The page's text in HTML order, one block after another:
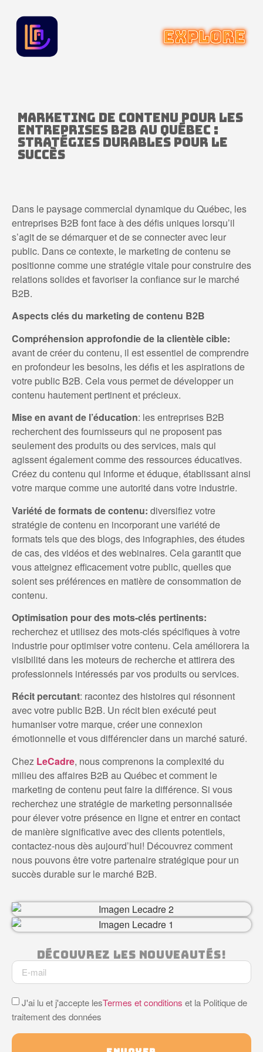
Marketing de contenu pour les
entreprises B2B au Québec :
stratégies durables pour le
succès
Dans le paysage commercial dynamique du Québec, les
entreprises B2B font face à des défis uniques lorsqu’il
s’agit de se démarquer et de se connecter avec leur
public. Dans ce contexte, le marketing de contenu se
positionne comme une stratégie vitale pour construire des
relations solides et favoriser la confiance sur le marché
B2B.
Aspects clés du marketing de contenu B2B
Compréhension approfondie de la clientèle cible:
avant de créer du contenu, il est essentiel de comprendre
en profondeur les besoins, les défis et les aspirations de
votre public B2B. Cela vous permet de développer un
contenu hautement pertinent et précieux.
Mise en avant de l’éducation: les entreprises B2B
recherchent des fournisseurs qui ne proposent pas
seulement des produits ou des services, mais qui
agissent également comme des ressources éducatives.
Créez du contenu qui informe et éduque, établissant ainsi
votre marque comme une autorité dans votre industrie.
Variété de formats de contenu: diversifiez votre
stratégie de contenu en incorporant une variété de
formats tels que des blogs, des infographies, des études
de cas, des vidéos et des webinaires. Cela garantit que
vous atteignez efficacement votre public, quelles que
soient ses préférences en matière de consommation de
contenu.
Optimisation pour des mots-clés pertinents:
recherchez et utilisez des mots-clés spécifiques à votre
industrie pour optimiser votre contenu. Cela améliorera la
visibilité dans les moteurs de recherche et attirera des
professionnels intéressés par vos produits ou services.
Récit percutant: racontez des histoires qui résonnent
avec votre public B2B. Un récit bien exécuté peut
humaniser votre marque, créer une connexion
émotionnelle et vous différencier dans un marché saturé.
Chez LeCadre, nous comprenons la complexité du
milieu des affaires B2B au Québec et comment le
marketing de contenu peut faire la différence. Si vous
recherchez une stratégie de marketing personnalisée
pour élever votre présence en ligne et entrer en contact
de manière significative avec des clients potentiels,
contactez-nous dès aujourd’hui! Découvrez comment
nous pouvons être votre partenaire stratégique pour un
succès durable sur le marché B2B.
Découvrez Les Nouveautés!
J'ai lu et j'accepte lesTermes et conditions et la Politique de
traitement des données